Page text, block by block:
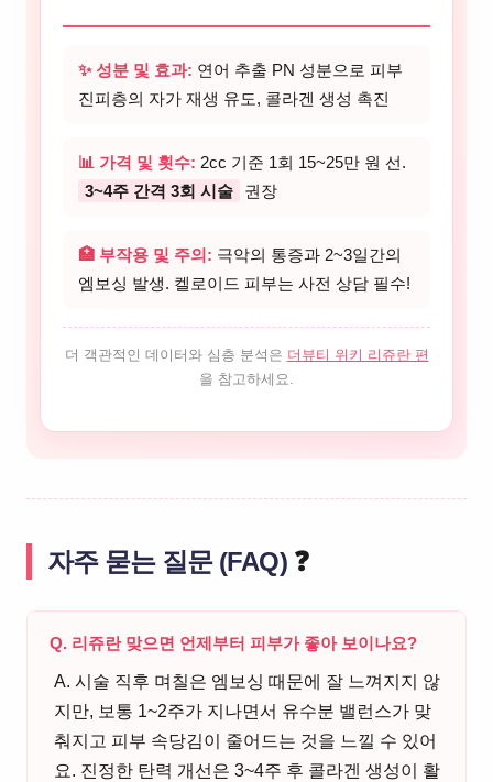
✨ 성분 및 효과: 연어 추출 PN 성분으로 피부
진피층의 자가 재생 유도, 콜라겐 생성 촉진
📊 가격 및 횟수: 2cc 기준 1회 15~25만 원 선.
3~4주 간격 3회 시술
권장
🏥 부작용 및 주의: 극악의 통증과 2~3일간의
엠보싱 발생. 켈로이드 피부는 사전 상담 필수!
더 객관적인 데이터와 심층 분석은 더뷰티 위키 리쥬란 편
을 참고하세요.
자주 묻는 질문 (FAQ)❓
Q. 리쥬란 맞으면 언제부터 피부가 좋아 보이나요?
A. 시술 직후 며칠은 엠보싱 때문에 잘 느껴지지 않
지만, 보통 1~2주가 지나면서 유수분 밸런스가 맞
춰지고 피부 속당김이 줄어드는 것을 느낄 수 있어
요. 진정한 탄력 개선은 3~4주 후 콜라겐 생성이 활